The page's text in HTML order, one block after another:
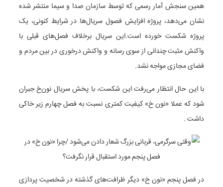
همین سنجش آمار رسمی که توسط سازمان صدا و سیما منتشر شده
نشان می‌دهد، پروژه افزایش فصول‌ سریال‌ها در شرایط کنونی، یک
پروژه شکست خورده است.این سریال برخلاف فصل‌های قبلی با
واکنش مثبت چندانی از سوی رسانه و واکنش درخوری در بین مردم و
فضای مجازی مواجه نشد.
با این حال انتظار می‌رفت این شکست، با پخش سریال نون‌خ جبران
شود که عملا «نون خ» کیفیت کمتری نسبت به فصل چهارم زیر خاکی
داشت .
در فصل پنجم «نون خ» دیگر ظرافت‌های گذشته در شخصیت پردازی